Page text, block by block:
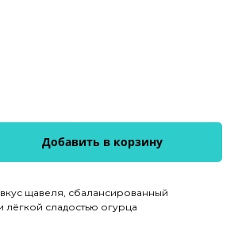
Добавить в корзину
щавеля, сбалансированный
лёгкой сладостью огурца